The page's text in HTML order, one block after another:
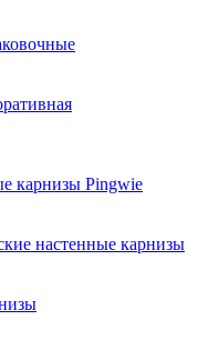
карнизы Pingwie
настенные карнизы